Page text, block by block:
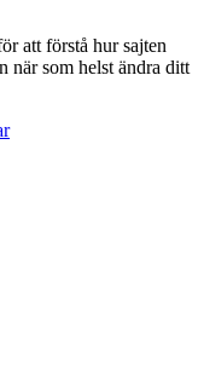
att förstå hur sajten
när som helst ändra ditt